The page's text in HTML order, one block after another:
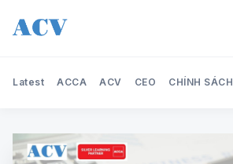
Latest ACCA ACV CEO CHÍNH SÁCH